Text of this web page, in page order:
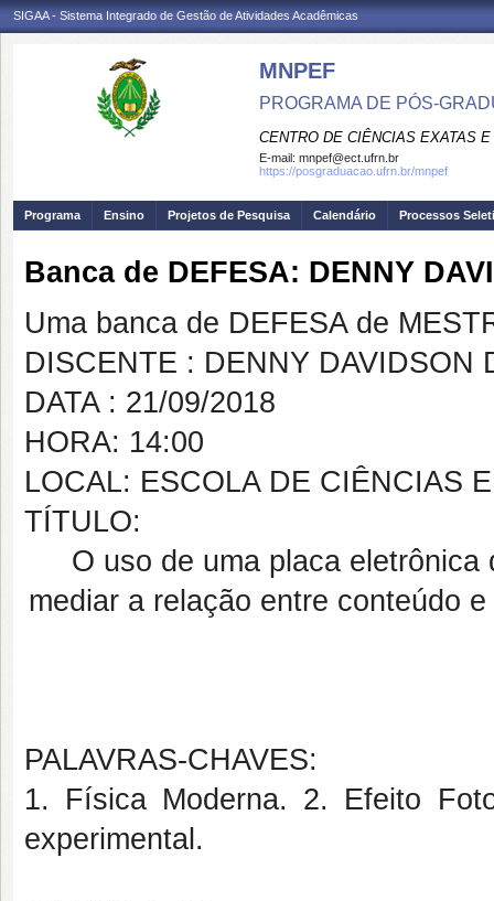
SIGAA - Sistema Integrado de Gestão de Atividades Acadêmicas
MNPEF
PROGRAMA DE PÓS-
CENTRO DE CIÊNCIAS EXATAS
E-mail: mnpef@ect.ufrn.br
https://posgraduacao.ufrn.br/mnpef
Programa Ensino Projetos de Pesquisa Calendário Processos
Banca de DEFESA: DENNY
Uma banca de DEFESA de
DISCENTE : DENNY DAVIDSON
DATA : 21/09/2018
HORA: 14:00
LOCAL: ESCOLA DE CIÊNCIAS
TÍTULO:
O uso de uma placa
mediar a relação entre conteúdo
PALAVRAS-CHAVES:
1. Física Moderna. 2. Efeito
experimental.